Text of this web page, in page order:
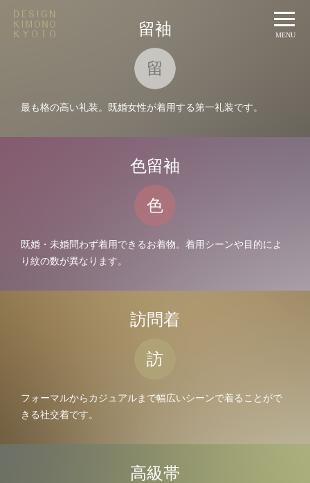
t
o
i
MENU
留袖
留
最も格の高い礼装。既婚女性が着用する第一礼装です。
色留袖
色
既婚・未婚問わず着用できるお着物。着用シーンや目的によ
り紋の数が異なります。
訪問着
訪
フォーマルからカジュアルまで幅広いシーンで着ることがで
きる社交着です。
高級帯